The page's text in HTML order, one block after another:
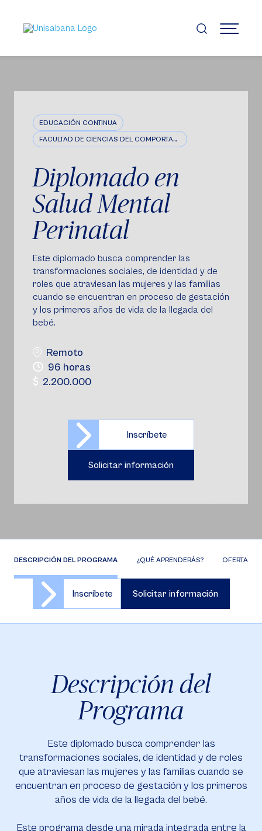
contenido
principal
MENÚ
EDUCACIÓN CONTINUA
FACULTAD DE CIENCIAS DEL COMPORTAMIENTO
Diplomado en
Salud Mental
Perinatal
Este diplomado busca comprender las
transformaciones sociales, de identidad y de
roles que atraviesan las mujeres y las familias
cuando se encuentran en proceso de gestación
y los primeros años de vida de la llegada del
bebé.
96 horas
Remoto
2.200.000
Inscríbete
Solicitar información
DESCRIPCIÓN DEL PROGRAMA ¿QUÉ APRENDERÁS? OFERTA DE
Inscríbete Solicitar información
Descripción del
Programa
Este diplomado busca comprender las
transformaciones sociales, de identidad y de roles
que atraviesan las mujeres y las familias cuando se
encuentran en proceso de gestación y los primeros
años de vida de la llegada del bebé.
Este programa desde una mirada integrada entre la